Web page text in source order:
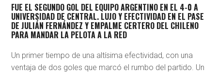
FUE EL SEGUNDO GOL DEL EQUIPO ARGENTINO EN EL 4-0 A
UNIVERSIDAD DE CENTRAL. LUJO Y EFECTIVIDAD EN EL PASE
DE JULIÁN FERNÁNDEZ Y EMPALME CERTERO DEL CHILENO
PARA MANDAR LA PELOTA A LA RED
Un primer tiempo de una altísima efectividad, con una
ventaja de dos goles que marcó el rumbo del partido. Un